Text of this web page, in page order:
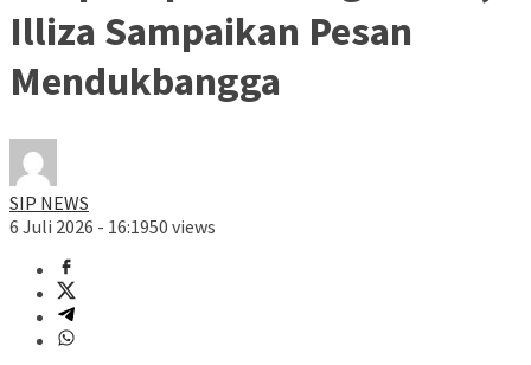
Illiza Sampaikan Pesan
Mendukbangga
SIP NEWS
6 Juli 2026 - 16:1950 views